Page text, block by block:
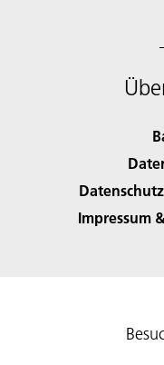
Impressum